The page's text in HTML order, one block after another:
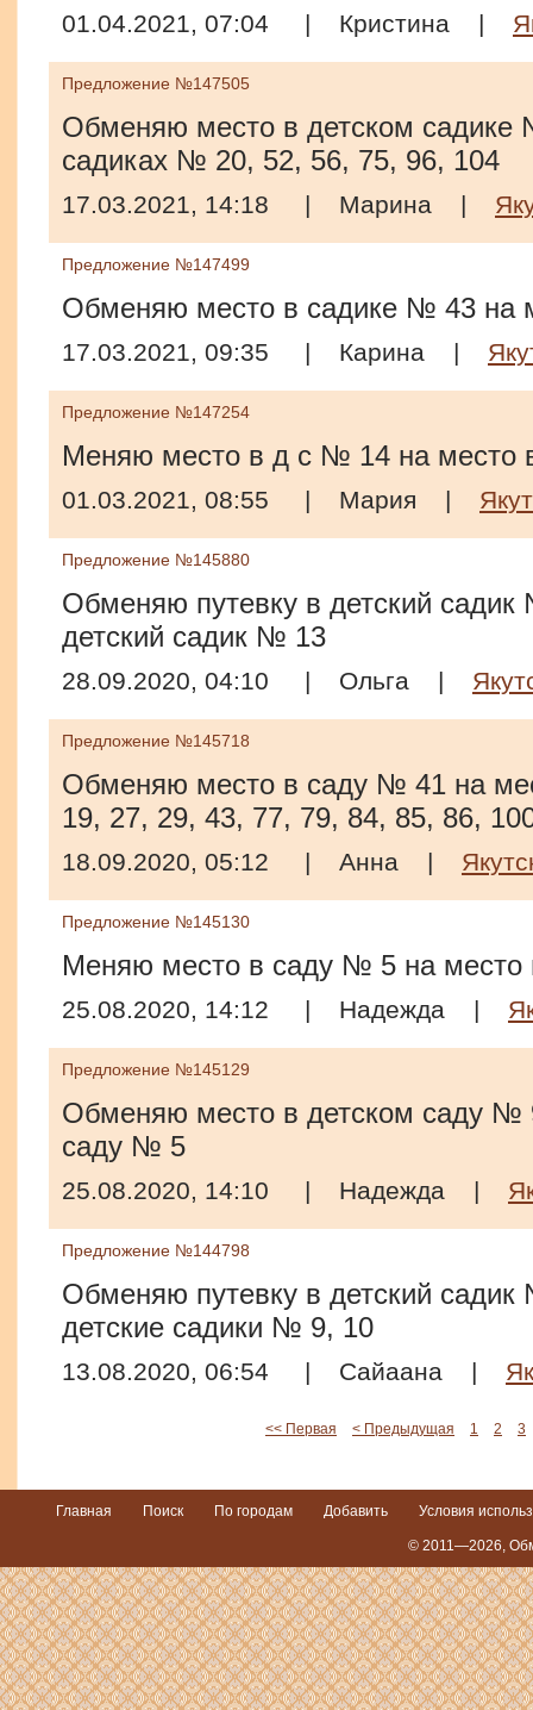
01.04.2021, 07:04 | Кристина |
Предложение №147505
Обменяю место в детском садике
садиках № 20, 52, 56, 75, 96, 104
17.03.2021, 14:18 | Марина |
Предложение №147499
Обменяю место в садике № 43 на
17.03.2021, 09:35 | Карина |
Предложение №147254
Меняю место в д с № 14 на место
01.03.2021, 08:55 | Мария |
Предложение №145880
Обменяю путевку в детский садик
детский садик № 13
28.09.2020, 04:10 | Ольга |
Предложение №145718
Обменяю место в саду № 41 на
19, 27, 29, 43, 77, 79, 84, 85, 86,
18.09.2020, 05:12 | Анна |
Предложение №145130
Меняю место в саду № 5 на
25.08.2020, 14:12 | Надежда |
Предложение №145129
Обменяю место в детском саду №
саду № 5
25.08.2020, 14:10 | Надежда |
Предложение №144798
Обменяю путевку в детский садик
детские садики № 9, 10
13.08.2020, 06:54 | Сайаана |
<< Первая < Предыдущая 1 2 3
Главная Поиск По городам Добавить Условия
© 2011—2026,